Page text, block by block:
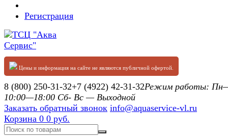
Регистрация
Цены и информация на сайте не являются публичной офертой.
8 (800) 250-31-32+7 (4922) 42-31-32Режим работы:
10:00—18:00 Сб- Вс — Выходной
Заказать обратный звонок info@aquaservice-vl.ru
Корзина 0 0 руб.